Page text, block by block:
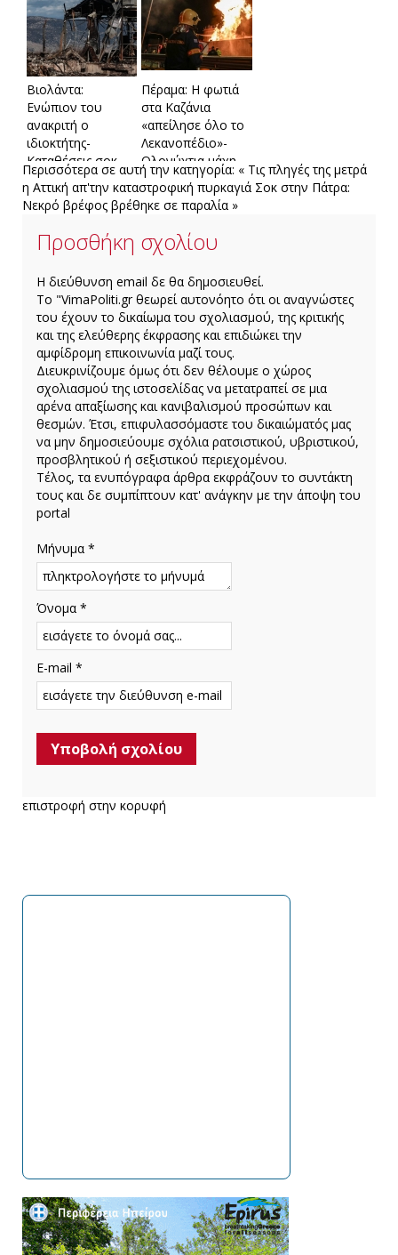
αιτήσεις
απέτρεψε τα
χειρότερα
Βιολάντα:
Ενώπιον του
ανακριτή ο
ιδιοκτήτης-
Καταθέσεις σοκ
και τεχνικές
παραλείψεις
Πέραμα: Η φωτιά
στα Καζάνια
«απείλησε όλο το
Λεκανοπέδιο»-
Ολονύχτια μάχη
με τις
φλόγες(Φώτο)
Περισσότερα σε αυτή την κατηγορία: « Τις πληγές της μετρά
η Αττική απ'την καταστροφική πυρκαγιά Σοκ στην Πάτρα:
Νεκρό βρέφος βρέθηκε σε παραλία »
Προσθήκη σχολίου
H διεύθυνση email δε θα δημοσιευθεί.
Το "VimaPoliti.gr θεωρεί αυτονόητο ότι οι αναγνώστες
του έχουν το δικαίωμα του σχολιασμού, της κριτικής
και της ελεύθερης έκφρασης και επιδιώκει την
αμφίδρομη επικοινωνία μαζί τους.
Διευκρινίζουμε όμως ότι δεν θέλουμε ο χώρος
σχολιασμού της ιστοσελίδας να μετατραπεί σε μια
αρένα απαξίωσης και κανιβαλισμού προσώπων και
θεσμών. Έτσι, επιφυλασσόμαστε του δικαιώματός μας
να μην δημοσιεύουμε σχόλια ρατσιστικού, υβριστικού,
προσβλητικού ή σεξιστικού περιεχομένου.
Τέλος, τα ενυπόγραφα άρθρα εκφράζουν το συντάκτη
τους και δε συμπίπτουν κατ' ανάγκην με την άποψη του
portal
Μήνυμα *
Όνομα *
E-mail *
επιστροφή στην κορυφή